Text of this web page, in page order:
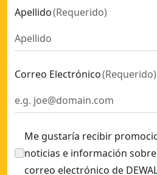
Apellido(Requerido)
Correo Electrónico(Requerido)
Me gustaría recibir
noticias e información
correo electrónico de